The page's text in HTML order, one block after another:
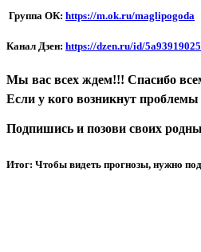
Группа ОК: https://m.ok.ru/maglipogoda
Канал Дзен: https://dzen.ru/id/
Мы вас всех ждем!!! Спасибо
Если у кого возникнут
Подпишись и позови своих
Итог: Чтобы видеть прогнозы, нужно